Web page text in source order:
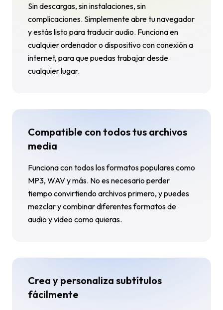
Sin descargas, sin instalaciones, sin
complicaciones. Simplemente abre tu navegador
y estás listo para traducir audio. Funciona en
cualquier ordenador o dispositivo con conexión a
internet, para que puedas trabajar desde
cualquier lugar.
Compatible con todos tus archivos
media
Funciona con todos los formatos populares como
MP3, WAV y más. No es necesario perder
tiempo convirtiendo archivos primero, y puedes
mezclar y combinar diferentes formatos de
audio y video como quieras.
Crea y personaliza subtítulos
fácilmente